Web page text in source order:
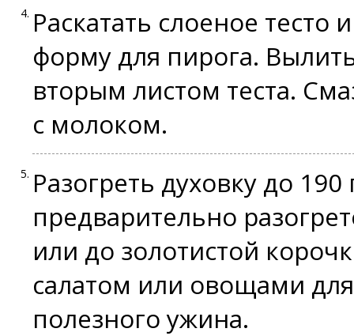
Раскатать слоеное
форму для пирога.
вторым листом теста.
с молоком.
Разогреть духовку до
предварительно
или до золотистой
салатом или овощами
полезного ужина.